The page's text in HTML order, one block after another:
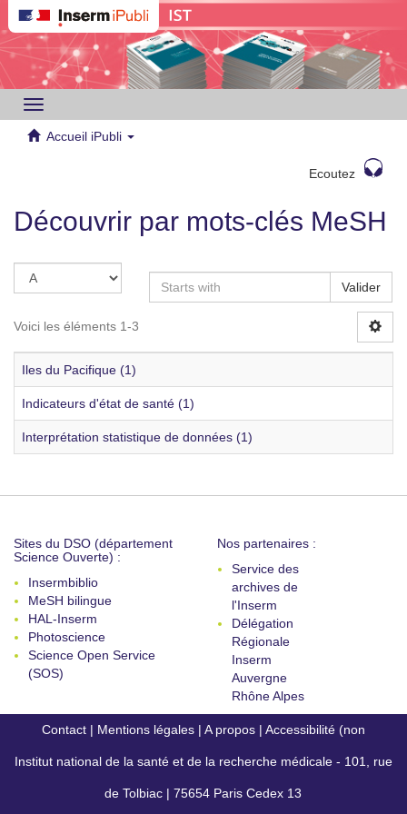
Toggle
navigation
Accueil iPubli
Ecoutez
Découvrir par mots-clés MeSH
Valider
Voici les éléments 1-3
Iles du Pacifique (1)
Indicateurs d'état de santé (1)
Interprétation statistique de données (1)
Sites du DSO (département
Science Ouverte) :
Insermbiblio
MeSH bilingue
HAL-Inserm
Photoscience
Science Open Service
(SOS)
Nos partenaires :
Service des
archives de
l'Inserm
Délégation
Régionale
Inserm
Auvergne
Rhône Alpes
Contact | Mentions légales | A propos | Accessibilité (non
conforme)
Institut national de la santé et de la recherche médicale - 101, rue
de Tolbiac | 75654 Paris Cedex 13